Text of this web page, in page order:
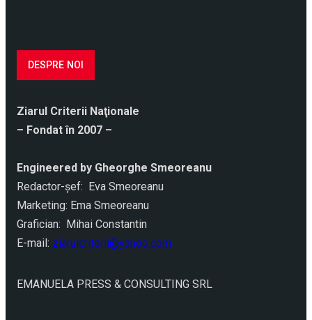
DESPRE NOI
Ziarul Criterii Naţionale
– Fondat în 2007 –
Engineered by Gheorghe Smeoreanu
Redactor-şef: Eva Smeoreanu
Marketing: Ema Smeoreanu
Grafician: Mihai Constantin
E-mail: ziarulcriterii@yahoo.com
EMANUELA PRESS & CONSULTING SRL